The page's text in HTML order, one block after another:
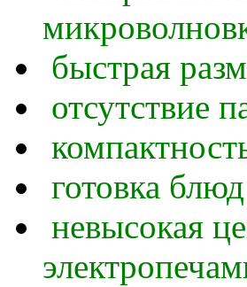
быстрая
отсутствие
готовка
невысокая